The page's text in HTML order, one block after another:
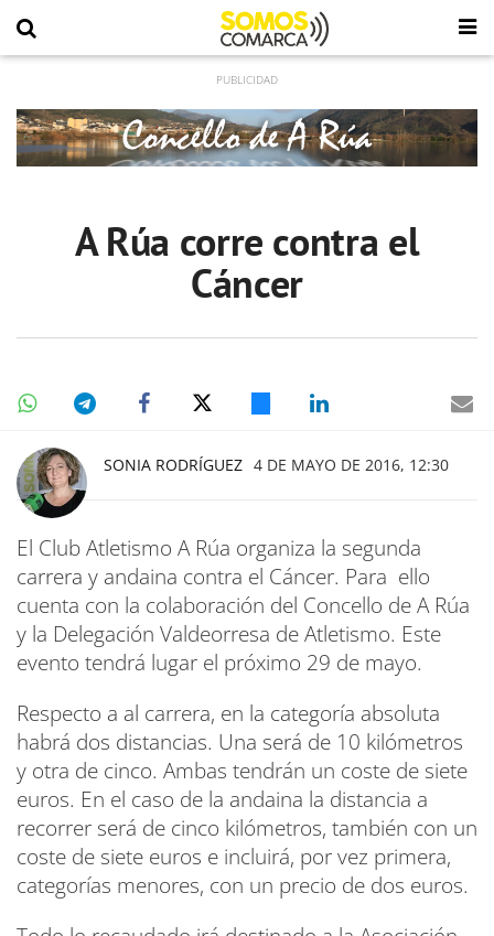
A Rúa corre contra el
Cáncer
SONIA RODRÍGUEZ 4 DE MAYO DE 2016, 12:30
El Club Atletismo A Rúa organiza la segunda
carrera y andaina contra el Cáncer. Para ello
cuenta con la colaboración del Concello de A Rúa
y la Delegación Valdeorresa de Atletismo. Este
evento tendrá lugar el próximo 29 de mayo.
Respecto a al carrera, en la categoría absoluta
habrá dos distancias. Una será de 10 kilómetros
y otra de cinco. Ambas tendrán un coste de siete
euros. En el caso de la andaina la distancia a
recorrer será de cinco kilómetros, también con un
coste de siete euros e incluirá, por vez primera,
categorías menores, con un precio de dos euros.